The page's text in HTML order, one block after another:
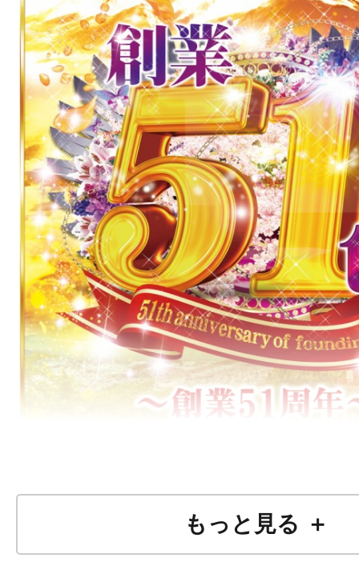
もっと見る ＋